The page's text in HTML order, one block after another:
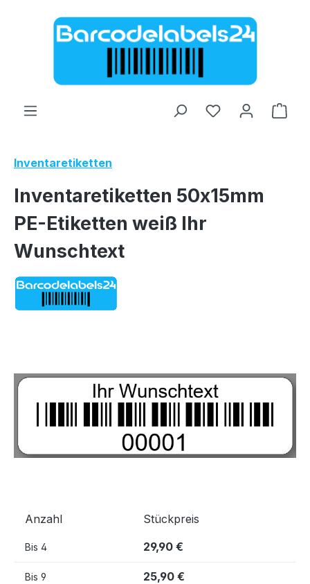
Zum Hauptinhalt springen
Inventaretiketten
Inventaretiketten 50x15mm
PE-Etiketten weiß Ihr
Wunschtext
Anzahl Stückpreis
Bis 4 29,90 €
Bis 9 25,90 €